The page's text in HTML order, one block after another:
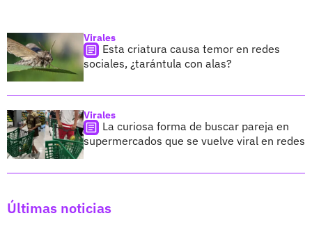
Virales
Esta criatura causa temor en redes
sociales, ¿tarántula con alas?
Virales
La curiosa forma de buscar pareja en
supermercados que se vuelve viral en redes
Últimas noticias